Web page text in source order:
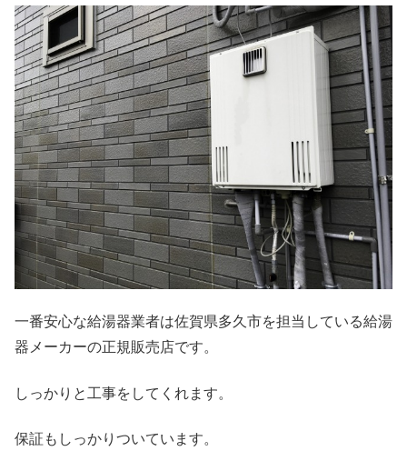
一番安心な給湯器業者は佐賀県多久市を担当している給湯
器メーカーの正規販売店です。
しっかりと工事をしてくれます。
保証もしっかりついています。